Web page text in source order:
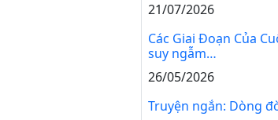
21/07/2026
Các Giai Đoạn Của
suy ngẫm…
26/05/2026
Truyện ngắn: Dòng